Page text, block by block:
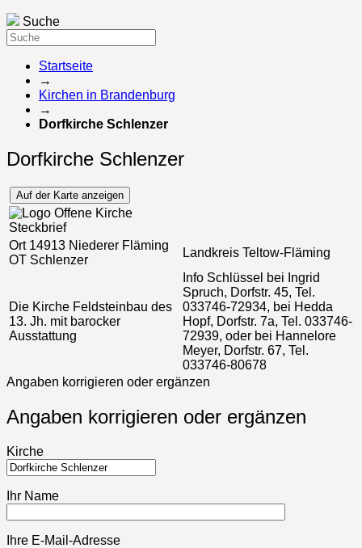
Suche
Startseite
→
Kirchen in Brandenburg
→
Dorfkirche Schlenzer
Dorfkirche Schlenzer
Auf der Karte anzeigen
Steckbrief
Ort14913 Niederer Fläming
OT Schlenzer
Landkreis Teltow-Fläming
Die Kirche Feldsteinbau des
13. Jh. mit barocker
Ausstattung
Info Schlüssel bei Ingrid
Spruch, Dorfstr. 45, Tel.
033746-72934, bei Hedda
Hopf, Dorfstr. 7a, Tel. 033746-
72939, oder bei Hannelore
Meyer, Dorfstr. 67, Tel.
033746-80678
Angaben korrigieren oder ergänzen
Angaben korrigieren oder ergänzen
Kirche
Ihr Name
Ihre E-Mail-Adresse